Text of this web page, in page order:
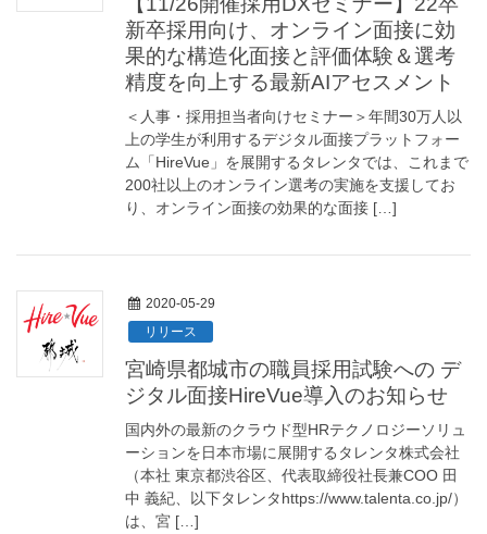
新卒採用向け、オンライン面接に効
果的な構造化面接と評価体験＆選考
精度を向上する最新AIアセスメント
＜人事・採用担当者向けセミナー＞年間30万人以
上の学生が利用するデジタル面接プラットフォー
ム「HireVue」を展開するタレンタでは、これまで
200社以上のオンライン選考の実施を支援してお
り、オンライン面接の効果的な面接 […]
2020-05-29
リリース
宮崎県都城市の職員採用試験への デ
ジタル面接HireVue導入のお知らせ
国内外の最新のクラウド型HRテクノロジーソリュ
ーションを日本市場に展開するタレンタ株式会社
（本社 東京都渋谷区、代表取締役社長兼COO 田
中 義紀、以下タレンタhttps://www.talenta.co.jp/）
は、宮 […]